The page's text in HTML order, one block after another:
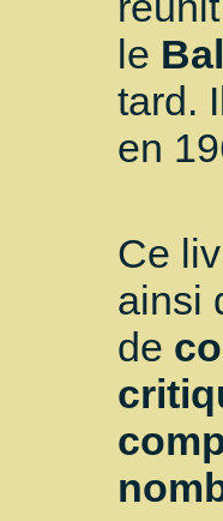
le
tard.
en
Ce
ainsi
de